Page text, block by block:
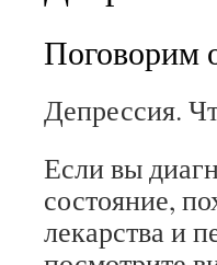
Поговорим
Депрессия.
Если вы
состояние,
лекарства и